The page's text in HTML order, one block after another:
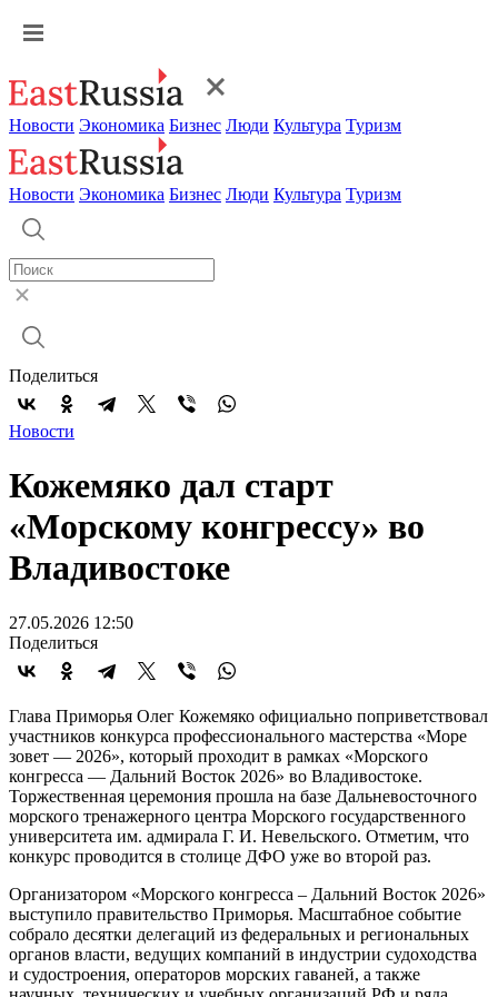
Новости Экономика Бизнес Люди Культура Туризм
Новости Экономика Бизнес Люди Культура Туризм
Поделиться
Новости
Кожемяко дал старт
«Морскому конгрессу» во
Владивостоке
27.05.2026 12:50
Поделиться
Глава Приморья Олег Кожемяко официально поприветствовал
участников конкурса профессионального мастерства «Море
зовет — 2026», который проходит в рамках «Морского
конгресса — Дальний Восток 2026» во Владивостоке.
Торжественная церемония прошла на базе Дальневосточного
морского тренажерного центра Морского государственного
университета им. адмирала Г. И. Невельского. Отметим, что
конкурс проводится в столице ДФО уже во второй раз.
Организатором «Морского конгресса – Дальний Восток 2026»
выступило правительство Приморья. Масштабное событие
собрало десятки делегаций из федеральных и региональных
органов власти, ведущих компаний в индустрии судоходства
и судостроения, операторов морских гаваней, а также